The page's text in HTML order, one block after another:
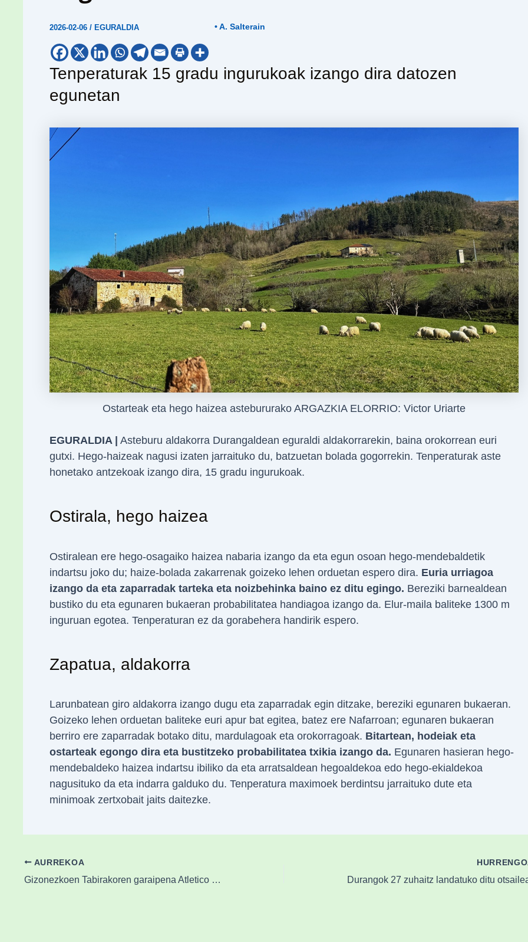
2026-02-06 / EGURALDIA • A. Salterain
Tenperaturak 15 gradu ingurukoak izango dira datozen
egunetan
Ostarteak eta hego haizea astebururako ARGAZKIA ELORRIO: Victor Uriarte
EGURALDIA |
Asteburu aldakorra Durangaldean eguraldi aldakorrarekin, baina orokorrean euri
gutxi. Hego-haizeak nagusi izaten jarraituko du, batzuetan bolada gogorrekin. Tenperaturak aste
honetako antzekoak izango dira, 15 gradu ingurukoak.
Ostirala, hego haizea
Ostiralean ere hego-osagaiko haizea nabaria izango da eta egun osoan hego-mendebaldetik
indartsu joko du; haize-bolada zakarrenak goizeko lehen orduetan espero dira. Euria urriagoa
izango da eta zaparradak tarteka eta noizbehinka baino ez ditu egingo. Bereziki barnealdean
bustiko du eta egunaren bukaeran probabilitatea handiagoa izango da. Elur-maila baliteke 1300 m
inguruan egotea. Tenperaturan ez da gorabehera handirik espero.
Zapatua, aldakorra
Larunbatean giro aldakorra izango dugu eta zaparradak egin ditzake, bereziki egunaren bukaeran.
Goizeko lehen orduetan baliteke euri apur bat egitea, batez ere Nafarroan; egunaren bukaeran
berriro ere zaparradak botako ditu, mardulagoak eta orokorragoak. Bitartean, hodeiak eta
ostarteak egongo dira eta bustitzeko probabilitatea txikia izango da. Egunaren hasieran hego-
mendebaldeko haizea indartsu ibiliko da eta arratsaldean hegoaldekoa edo hego-ekialdekoa
nagusituko da eta indarra galduko du. Tenperatura maximoek berdintsu jarraituko dute eta
minimoak zertxobait jaits daitezke.
AURREKOA
Gizonezkoen Tabirakoren garaipena Atletico San Sebastianen aurka